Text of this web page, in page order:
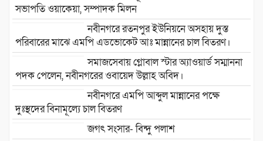
সভাপতি ওয়াকেয়া, সম্পাদক মিলন
নবীনগরে রতনপুর ইউনিয়নে অসহায় দুস্ত
পরিবারের মাঝে এমপি এডভোকেট আঃ মান্নানের চাল বিতরণ।
সমাজসেবায় গ্লোবাল স্টার অ্যাওয়ার্ড সম্মাননা
পদক পেলেন, নবীনগরের ওবায়েদ উল্লাহ অবিদ।
নবীনগরে এমপি আব্দুল মান্নানের পক্ষে
দুঃস্থদের বিনামূল্যে চাল বিতরণ
জগৎ সংসার- বিন্দু পলাশ